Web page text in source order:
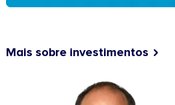
Mais sobre investimentos